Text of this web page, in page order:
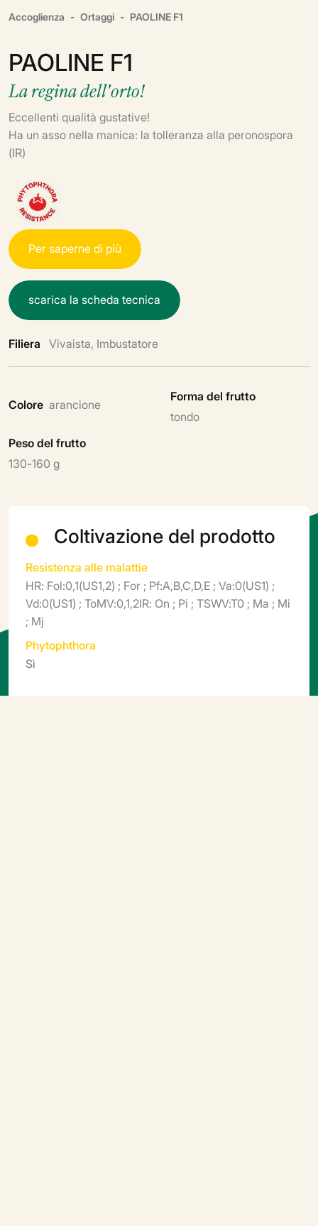
Accoglienza Ortaggi PAOLINE F1
PAOLINE F1
La regina dell'orto!
Eccellenti qualità gustative!
Ha un asso nella manica: la tolleranza alla peronospora
(IR)
Per sapernedi più
scarica la scheda tecnica
Filiera Vivaista, Imbustatore
Colore arancione
Forma del frutto
tondo
Peso del frutto
130-160 g
Coltivazione del prodotto
Resistenza alle malattie
HR: Fol:0,1(US1,2) ; For ; Pf:A,B,C,D,E ; Va:0(US1) ;
Vd:0(US1) ; ToMV:0,1,2IR: On ; Pi ; TSWV:T0 ; Ma ; Mi
; Mj
Phytophthora
Sì